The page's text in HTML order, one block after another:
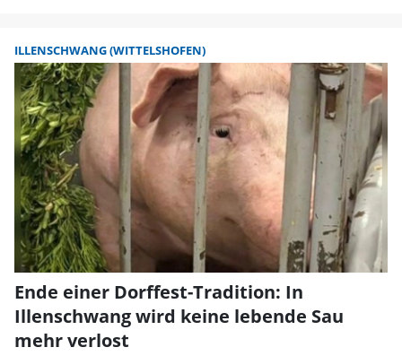
ILLENSCHWANG (WITTELSHOFEN)
Ende einer Dorffest-Tradition: In
Illenschwang wird keine lebende Sau
mehr verlost